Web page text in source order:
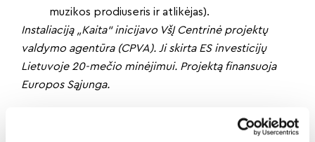
muzikos prodiuseris ir atlikėjas).
Instaliaciją „Kaita“ inicijavo VšĮ Centrinė projektų
valdymo agentūra (CPVA). Ji skirta ES investicijų
Lietuvoje 20-mečio minėjimui. Projektą finansuoja
Europos Sąjunga.